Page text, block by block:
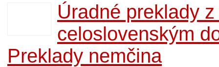
Úradné preklady
celoslovenským
Preklady nemčina